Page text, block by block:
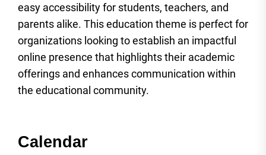
easy accessibility for students, teachers, and
parents alike. This education theme is perfect for
organizations looking to establish an impactful
online presence that highlights their academic
offerings and enhances communication within
the educational community.
Calendar